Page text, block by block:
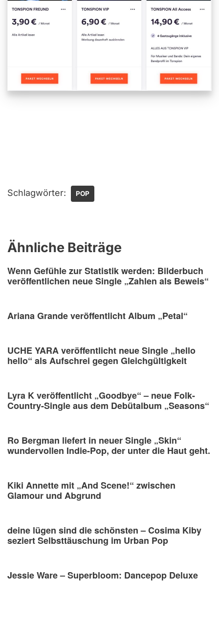
Schlagwörter: POP
Ähnliche Beiträge
Wenn Gefühle zur Statistik werden: Bilderbuch
veröffentlichen neue Single „Zahlen als Beweis“
Ariana Grande veröffentlicht Album „Petal“
UCHE YARA veröffentlicht neue Single „hello
hello“ als Aufschrei gegen Gleichgültigkeit
Lyra K veröffentlicht „Goodbye“ – neue Folk-
Country-Single aus dem Debütalbum „Seasons“
Ro Bergman liefert in neuer Single „Skin“
wundervollen Indie-Pop, der unter die Haut geht.
Kiki Annette mit „And Scene!“ zwischen
Glamour und Abgrund
deine lügen sind die schönsten – Cosima Kiby
seziert Selbsttäuschung im Urban Pop
Jessie Ware – Superbloom: Dancepop Deluxe